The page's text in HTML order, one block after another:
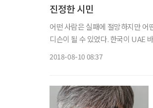
진정한 시민
어떤 사람은 실패에 절망하지만
디슨이 될 수 있었다. 한국이 UAE
2018-08-10 08:37